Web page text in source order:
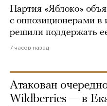
Партия «Яблоко»
с оппозиционерами в
решили поддержать
7 часов назад
Атакован
Wildberries — в